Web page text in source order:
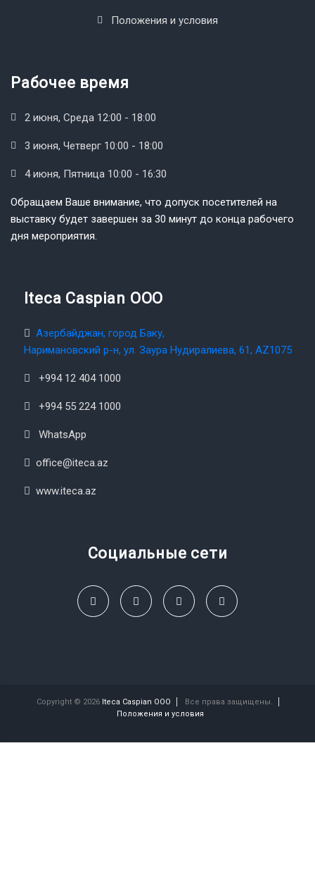
Положения и условия
Рабочее время
2 июня, Среда 12:00 - 18:00
3 июня, Четверг 10:00 - 18:00
4 июня, Пятница 10:00 - 16:30
Обращаем Ваше внимание, что допуск посетителей на
выставку будет завершен за 30 минут до конца рабочего
дня мероприятия.
Iteca Caspian OOO
Азербайджан, город Баку,
Наримановский р-н, ул. Заура Нудиралиева, 61, AZ1075
+994 12 404 1000
+994 55 224 1000
WhatsApp
office@iteca.az
www.iteca.az
Социальные сети
Copyright © 2026 Iteca Caspian OOO
Все права защищены.
Положения и условия